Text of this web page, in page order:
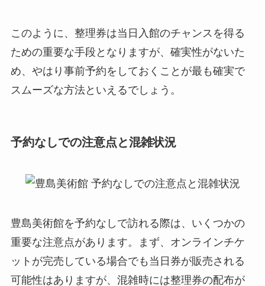
このように、整理券は当日入館のチャンスを得る
ための重要な手段となりますが、確実性がないた
め、やはり事前予約をしておくことが最も確実で
スムーズな方法といえるでしょう。
予約なしでの注意点と混雑状況
豊島美術館を予約なしで訪れる際は、いくつかの
重要な注意点があります。まず、オンラインチケ
ットが完売している場合でも当日券が販売される
可能性はありますが、混雑時には整理券の配布が